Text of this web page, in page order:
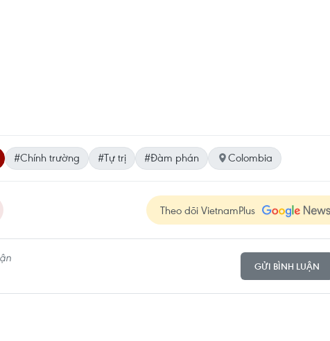
#Chính trường #Tự trị #Đàm phán Colombia
Theo dõi VietnamPlus
GỬI BÌNH LUẬN